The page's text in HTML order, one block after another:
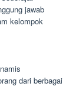
jawab
kelompok
dari berbagai